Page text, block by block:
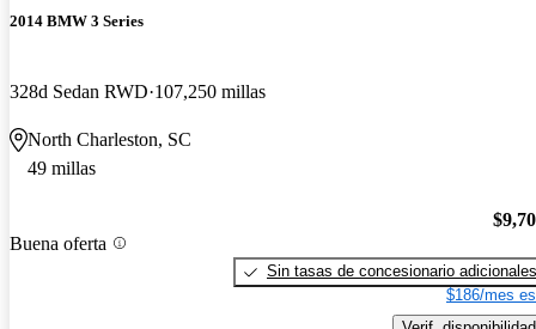
2014 BMW 3 Series
328d Sedan RWD 107,250 millas
North Charleston, SC
49 millas
Buena oferta
Sin tasas de concesionario adicionales
$186/mes